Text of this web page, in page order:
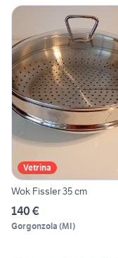
Vetrina
Wok Fissler 35 cm
140 €
Gorgonzola (MI)